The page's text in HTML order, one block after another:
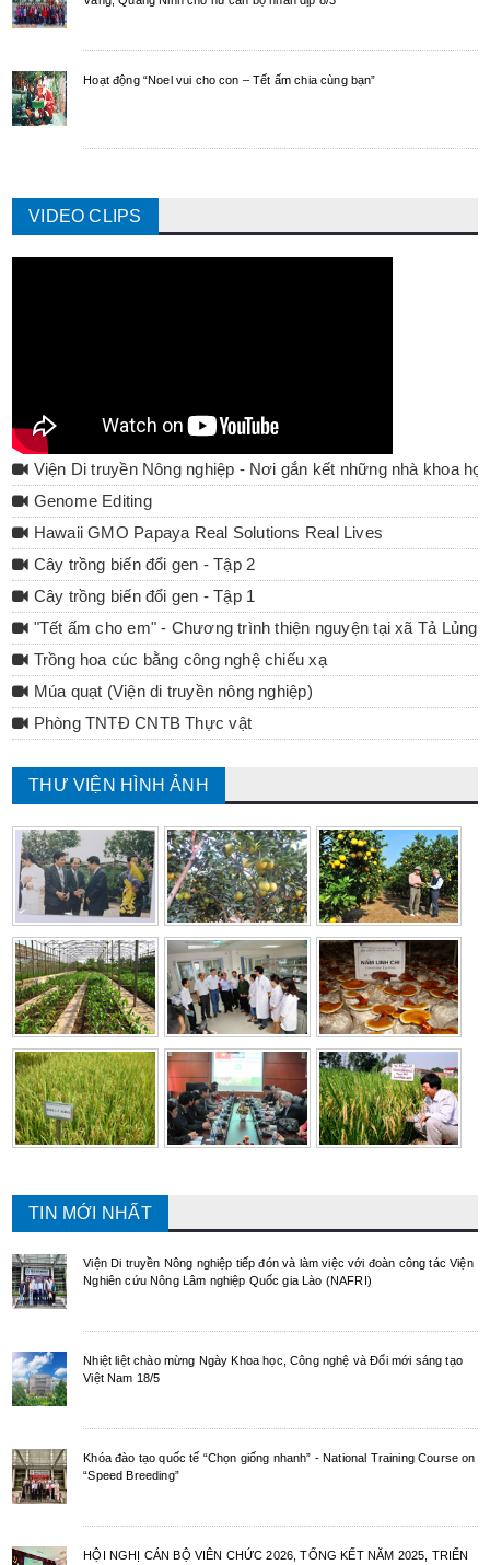
Ngày 11 tháng 5 năm 2023 công đoàn cơ sở Viện Di truyền Nông
nghiệp đã long trọng tổ chức Đại hội Công đoàn lần thứ V, nhiệm kỳ
2023-2028.
Hoạt động “Noel vui cho con – Tết ấm chia cùng bạn”
VIDEO CLIPS
Viện Di truyền Nông nghiệp - Nơi gắn kết những nhà khoa học
Genome Editing
Hawaii GMO Papaya Real Solutions Real Lives
Cây trồng biến đổi gen - Tập 2
Cây trồng biến đổi gen - Tập 1
"Tết ấm cho em" - Chương trình thiện nguyện tại xã Tả Lủng
Trồng hoa cúc bằng công nghệ chiếu xạ
Múa quạt (Viện di truyền nông nghiệp)
Phòng TNTĐ CNTB Thực vật
THƯ VIỆN HÌNH ẢNH
TIN MỚI NHẤT
Viện Di truyền Nông nghiệp tiếp đón và làm việc với đoàn công tác Viện
Nghiên cứu Nông Lâm nghiệp Quốc gia Lào (NAFRI)
Nhiệt liệt chào mừng Ngày Khoa học, Công nghệ và Đổi mới sáng tạo
Việt Nam 18/5
Khóa đào tạo quốc tế “Chọn giống nhanh” - National Training Course on
“Speed Breeding”
HỘI NGHỊ CÁN BỘ VIÊN CHỨC 2026, TỔNG KẾT NĂM 2025, TRIỂN